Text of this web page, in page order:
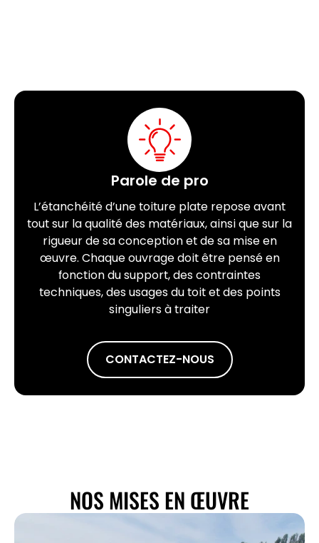
Parole de pro
L’étanchéité d’une toiture plate repose avant
tout sur la qualité des matériaux, ainsi que sur la
rigueur de sa conception et de sa mise en
œuvre. Chaque ouvrage doit être pensé en
fonction du support, des contraintes
techniques, des usages du toit et des points
singuliers à traiter
CONTACTEZ-NOUS
NOS MISES EN ŒUVRE